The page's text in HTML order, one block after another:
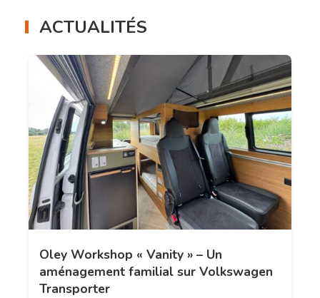
ACTUALITÉS
Oley Workshop « Vanity » – Un
aménagement familial sur Volkswagen
Transporter